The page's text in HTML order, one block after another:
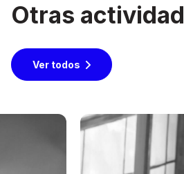
Otras
Ver todos